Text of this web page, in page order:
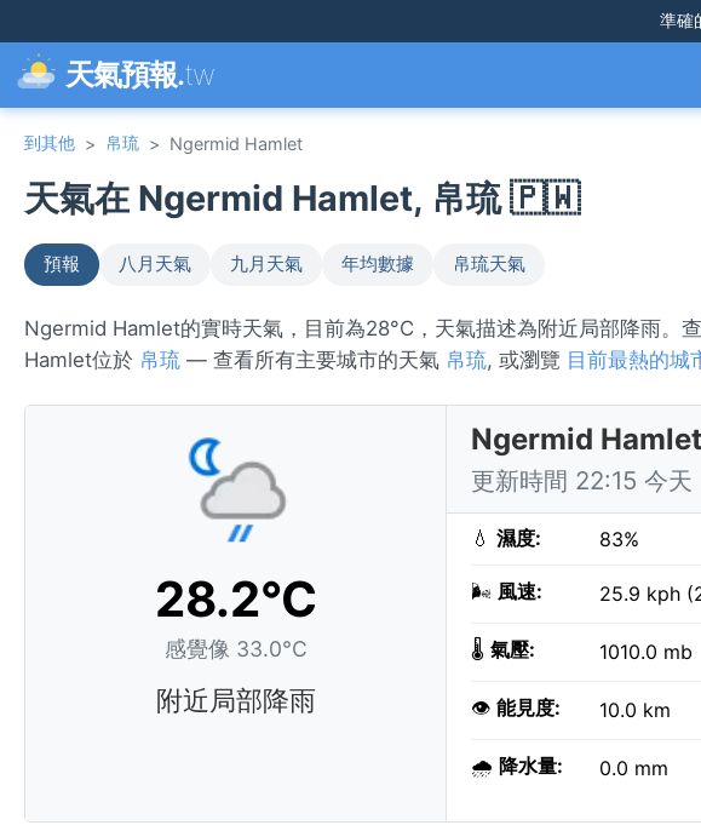
準確
天氣預報.tw
到其他 > 帛琉 > Ngermid Hamlet
天氣在 Ngermid Hamlet, 帛琉 🇵🇼
預報 八月天氣 九月天氣 年均數據 帛琉天氣
Ngermid Hamlet的實時天氣，目前為28°C，天氣描述為附近局部降雨。
Hamlet位於 帛琉 — 查看所有主要城市的天氣 帛琉, 或瀏覽 目前最熱的城
28.2°C
感覺像 33.0°C
附近局部降雨
Ngermid
更新時間 22:15 今天
💧 濕度: 83%
🌬️ 風速: 25.9 kph
🌡️ 氣壓: 1010.0 mb
👁️ 能見度: 10.0 km
🌧️ 降水量: 0.0 mm